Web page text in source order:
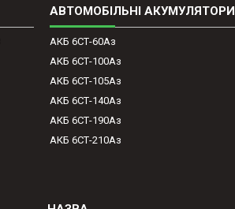
АВТОМОБІЛЬНІ АКУМУЛЯТОРИ
АКБ 6СТ-60Аз
АКБ 6СТ-100Аз
АКБ 6СТ-105Аз
АКБ 6СТ-140Аз
АКБ 6СТ-190Аз
АКБ 6СТ-210Аз